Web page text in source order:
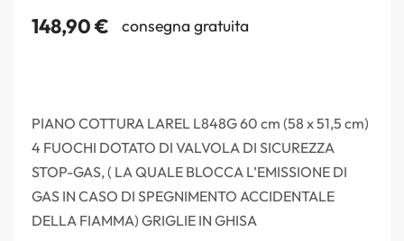
148,90€ consegna gratuita
PIANO COTTURA LAREL L848G 60 cm (58 x 51,5 cm)
4 FUOCHI DOTATO DI VALVOLA DI SICUREZZA
STOP-GAS, ( LA QUALE BLOCCA L’EMISSIONE DI
GAS IN CASO DI SPEGNIMENTO ACCIDENTALE
DELLA FIAMMA) GRIGLIE IN GHISA